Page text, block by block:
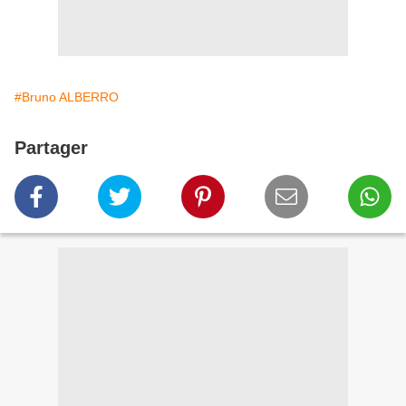
#Bruno ALBERRO
Partager